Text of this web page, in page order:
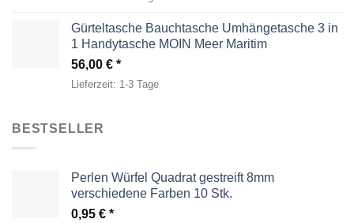
Gürteltasche Bauchtasche Umhängetasche 3 in
1 Handytasche MOIN Meer Maritim
56,00 €
Lieferzeit: 1-3 Tage
BESTSELLER
Perlen Würfel Quadrat gestreift 8mm
verschiedene Farben 10 Stk.
0,95 €